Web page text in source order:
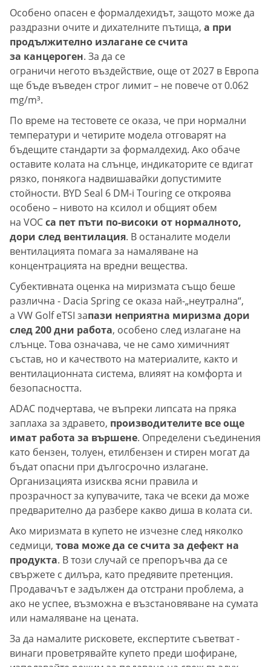
Особено опасен е формалдехидът, защото може да
раздразни очите и дихателните пътища, а при
продължително излагане се счита
за канцероген. За да се
ограничи негото въздействие, още от 2027 в Европа
ще бъде въведен строг лимит – не повече от 0.062
mg/m³.
По време на тестовете се оказа, че при нормални
температури и четирите модела отговарят на
бъдещите стандарти за формалдехид. Ако обаче
оставите колата на слънце, индикаторите се вдигат
рязко, понякога надвишавайки допустимите
стойности. BYD Seal 6 DM-i Touring се откроява
особено – нивото на ксилол и общият обем
на VOCса пет пъти по-високи от нормалното,
дори след вентилация. В останалите модели
вентилацията помага за намаляване на
концентрацията на вредни вещества.
Субективната оценка на миризмата също беше
различна - Dacia Spring се оказа най-„неутрална“,
а VW Golf eTSI запази неприятна миризма дори
след 200 дни работа, особено след излагане на
слънце. Това означава, че не само химичният
състав, но и качеството на материалите, както и
вентилационната система, влияят на комфорта и
безопасността.
ADAC подчертава, че въпреки липсата на пряка
заплаха за здравето, производителите все още
имат работа за вършене. Определени съединения
като бензен, толуен, етилбензен и стирен могат да
бъдат опасни при дългосрочно излагане.
Организацията изисква ясни правила и
прозрачност за купувачите, така че всеки да може
предварително да разбере какво диша в колата си.
Ако миризмата в купето не изчезне след няколко
седмици, това може да се счита за дефект на
продукта. В този случай се препоръчва да се
свържете с дилъра, като предявите претенция.
Продавачът е задължен да отстрани проблема, а
ако не успее, възможна е възстановяване на сумата
или намаляване на цената.
За да намалите рисковете, експертите съветват -
винаги проветрявайте купето преди шофиране,